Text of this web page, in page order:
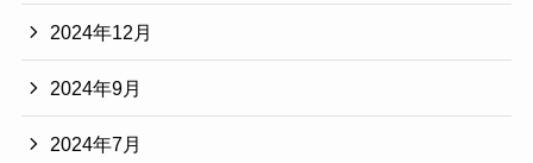
2024年12月
2024年9月
2024年7月